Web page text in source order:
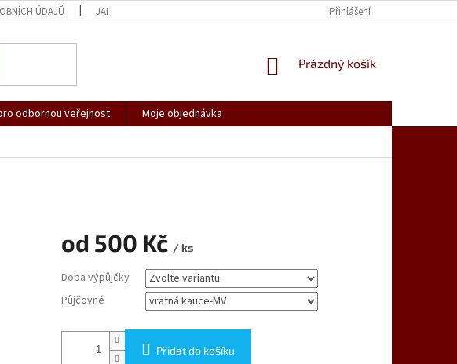
ÚDAJŮ JAK NAKUPOVAT REKLAMACE, VRÁCENÍ ZBOŽÍ
Přihlášení
NÁKUPNÍ
Prázdný košík
odbornou veřejnost
Moje objednávka
od 500 Kč / ks
cena:
Doba výpůjčky
Půjčovné
Přidat do košíku